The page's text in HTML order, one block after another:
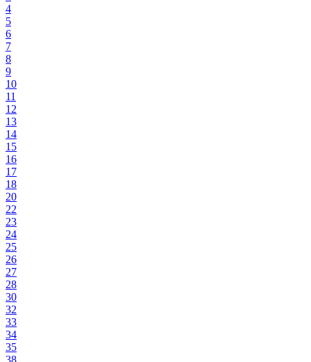
4
5
6
7
8
9
10
11
12
13
14
15
16
17
18
20
22
23
24
25
26
27
28
30
32
33
34
35
38